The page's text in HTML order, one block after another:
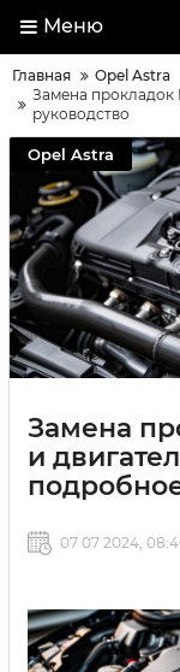
Меню
Главная
Opel Astra
Замена прокладок
руководство
Opel Astra
Замена
и
07 07 2024,